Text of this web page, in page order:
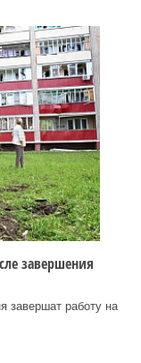
завершения
завершат работу на